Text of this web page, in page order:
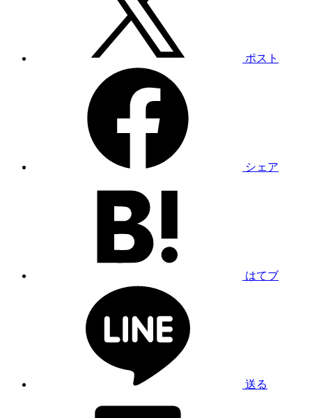
ポスト
シェア
はてブ
送る